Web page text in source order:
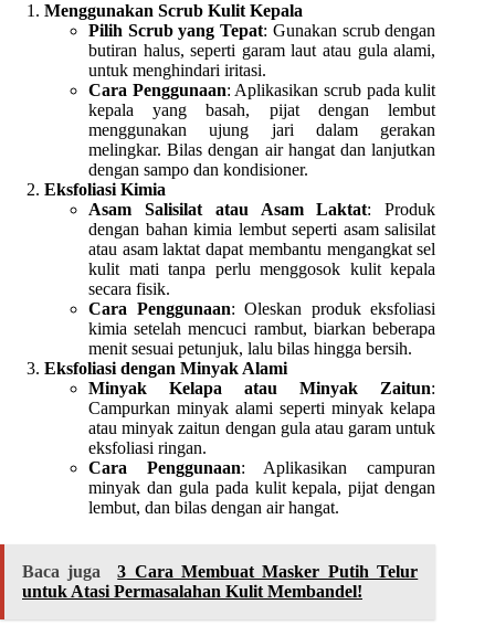
Menggunakan Scrub Kulit Kepala
Pilih Scrub yang Tepat: Gunakan scrub dengan
butiran halus, seperti garam laut atau gula alami,
untuk menghindari iritasi.
Cara Penggunaan: Aplikasikan scrub pada kulit
kepala yang basah, pijat dengan lembut
menggunakan ujung jari dalam gerakan
melingkar. Bilas dengan air hangat dan lanjutkan
dengan sampo dan kondisioner.
Eksfoliasi Kimia
Asam Salisilat atau Asam Laktat: Produk
dengan bahan kimia lembut seperti asam salisilat
atau asam laktat dapat membantu mengangkat sel
kulit mati tanpa perlu menggosok kulit kepala
secara fisik.
Cara Penggunaan: Oleskan produk eksfoliasi
kimia setelah mencuci rambut, biarkan beberapa
menit sesuai petunjuk, lalu bilas hingga bersih.
Eksfoliasi dengan Minyak Alami
Minyak Kelapa atau Minyak Zaitun:
Campurkan minyak alami seperti minyak kelapa
atau minyak zaitun dengan gula atau garam untuk
eksfoliasi ringan.
Cara Penggunaan: Aplikasikan campuran
minyak dan gula pada kulit kepala, pijat dengan
lembut, dan bilas dengan air hangat.
Baca juga
3 Cara Membuat Masker Putih Telur
untuk Atasi Permasalahan Kulit Membandel!